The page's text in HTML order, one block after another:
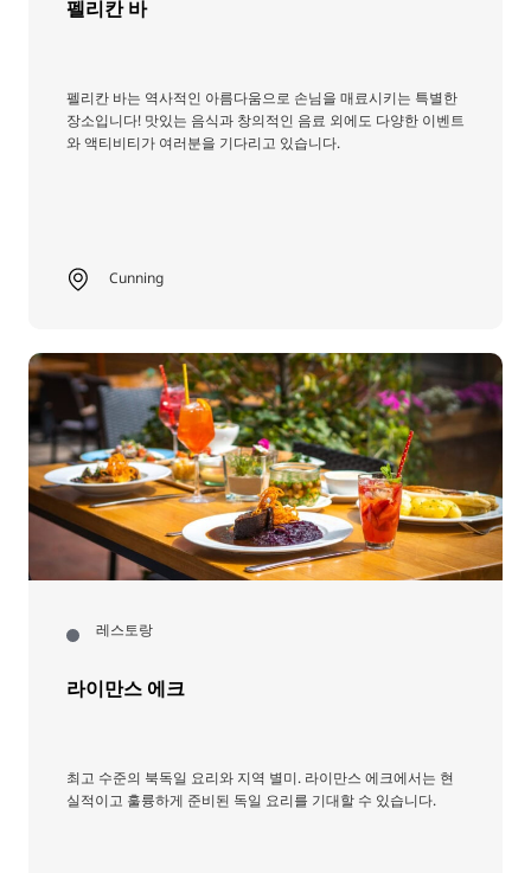
펠리칸 바
펠리칸 바는 역사적인 아름다움으로 손님을 매료시키는 특별한
장소입니다! 맛있는 음식과 창의적인 음료 외에도 다양한 이벤트
와 액티비티가 여러분을 기다리고 있습니다.
Cunning
레스토랑
라이만스 에크
최고 수준의 북독일 요리와 지역 별미. 라이만스 에크에서는 현
실적이고 훌륭하게 준비된 독일 요리를 기대할 수 있습니다.